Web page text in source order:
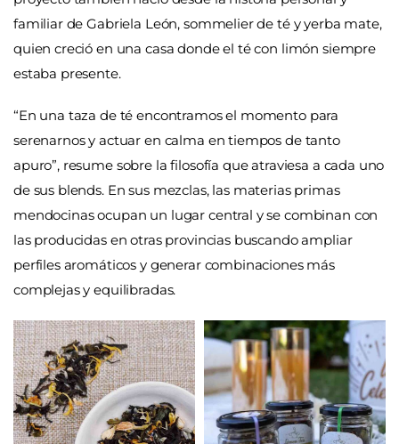
familiar de Gabriela León, sommelier de té y yerba mate,
quien creció en una casa donde el té con limón siempre
estaba presente.
“En una taza de té encontramos el momento para
serenarnos y actuar en calma en tiempos de tanto
apuro”, resume sobre la filosofía que atraviesa a cada uno
de sus blends. En sus mezclas, las materias primas
mendocinas ocupan un lugar central y se combinan con
las producidas en otras provincias buscando ampliar
perfiles aromáticos y generar combinaciones más
complejas y equilibradas.